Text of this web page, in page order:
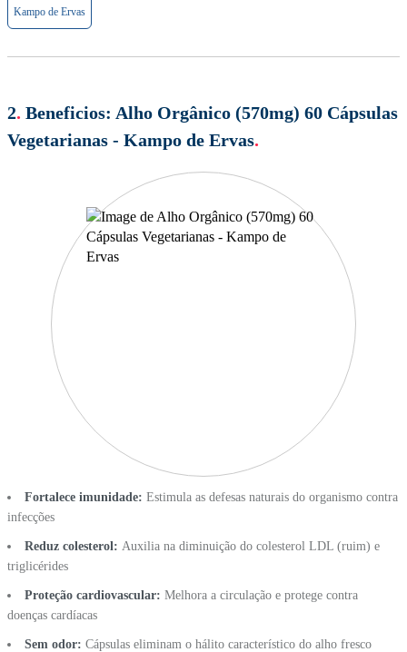
Kampo de Ervas
2. Beneficios: Alho Orgânico (570mg) 60 Cápsulas
Vegetarianas - Kampo de Ervas.
Fortalece imunidade: Estimula as defesas naturais do organismo contra
infecções
Reduz colesterol: Auxilia na diminuição do colesterol LDL (ruim) e
triglicérides
Proteção cardiovascular: Melhora a circulação e protege contra
doenças cardíacas
Sem odor: Cápsulas eliminam o hálito característico do alho fresco